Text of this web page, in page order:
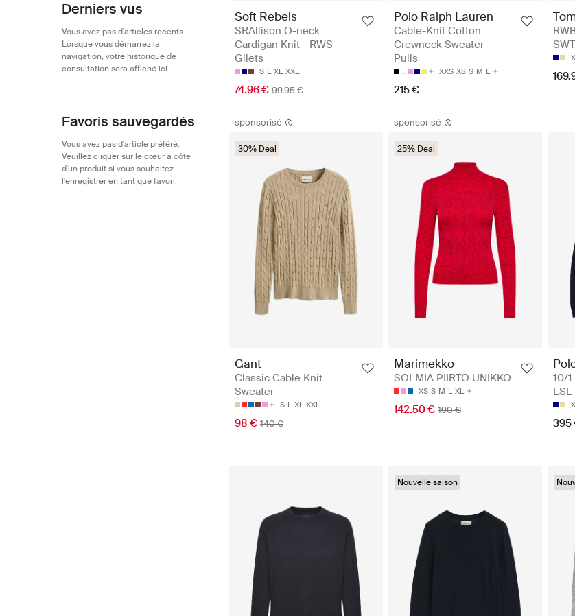
Derniers vus
Vous avez pas d'articles récents.
Lorsque vous démarrez la
navigation, votre historique de
consultation sera affiché ici.
Favoris sauvegardés
Vous avez pas d'article préféré.
Veuillez cliquer sur le cœur à côté
d'un produit si vous souhaitez
l'enregistrer en tant que favori.
Soft Rebels
SRAllison O-neck
Cardigan Knit - RWS -
Gilets
S L XL XXL
74.96 € 99.95 €
Polo Ralph Lauren
Cable-Knit Cotton
Crewneck Sweater -
Pulls
XXS XS S M L
215 €
sponsorisé
30% Deal
Gant
Classic Cable Knit
Sweater
S L XL XXL
98 € 140 €
sponsorisé
25% Deal
Marimekko
SOLMIA PIIRTO UNIKKO
XS S M L XL
142.50 € 190 €
10/
395
Nouvelle saison